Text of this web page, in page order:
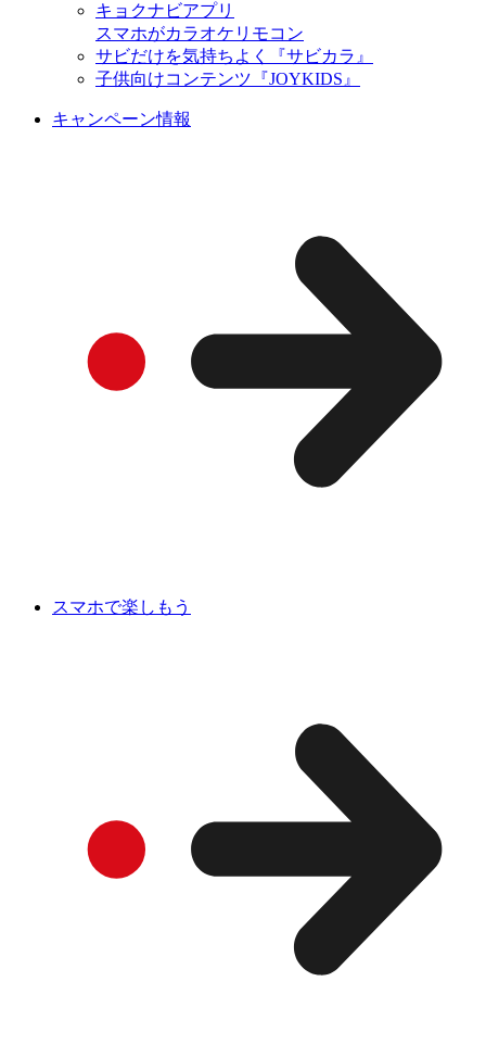
キョクナビアプリ
スマホがカラオケリモコン
サビだけを気持ちよく『サビカラ』
子供向けコンテンツ『JOYKIDS』
キャンペーン情報
スマホで楽しもう